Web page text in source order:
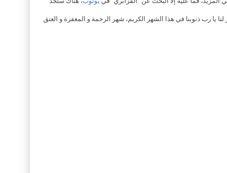
لنا يا رب ذنوبنا في هذا الشهر الكريم، شهر الرحمة و المغفرة و العتق